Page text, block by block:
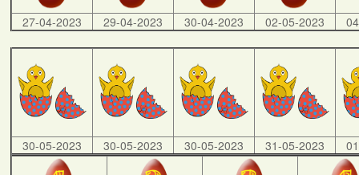
27-04-2023 29-04-2023 30-04-2023 02-05-2023
30-05-2023 30-05-2023 30-05-2023 31-05-2023